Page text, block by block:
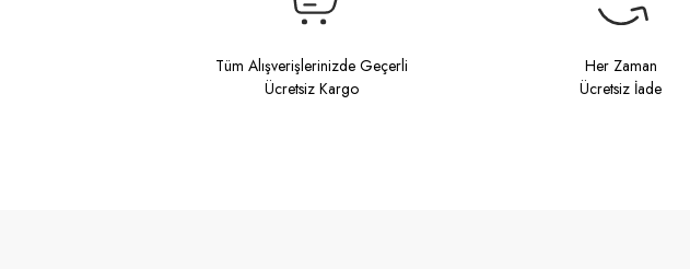
Tüm Alışverişlerinizde Geçerli
Ücretsiz Kargo
Her Zaman
Ücretsiz İade